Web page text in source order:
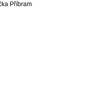
Příbram